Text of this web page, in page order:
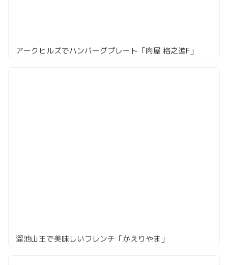
アークヒルズでハンバーグプレート「肉屋 格之進F」
溜池山王で美味しいフレンチ「かえりやま」